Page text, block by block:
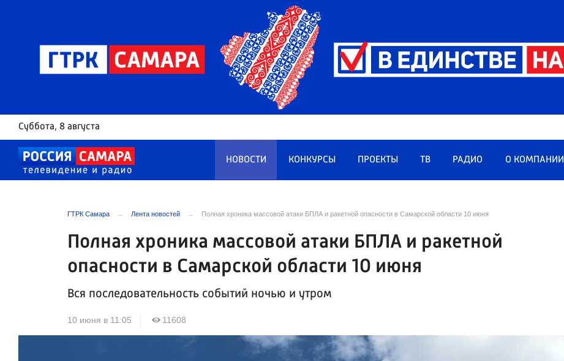
Суббота, 8 августа
НОВОСТИ КОНКУРСЫ ПРОЕКТЫ ТВ РАДИО О КОМПАНИИ
ГТРК Самара Лента новостей Полная хроника массовой атаки БПЛА и ракетной опасности в Самарской области 10 июня
Полная хроника массовой атаки БПЛА и ракетной
опасности в Самарской области 10 июня
Вся последовательность событий ночью и утром
10 июня в 11:05 11608